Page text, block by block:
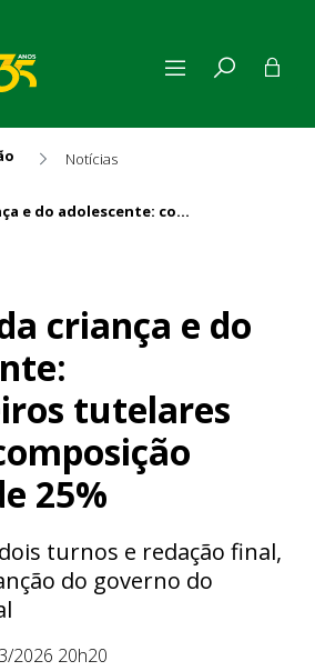
Notícias
Direitos da criança e do adolescente: conselheiros tutelares terão recomposição salarial de 25%
criança e do
tutelares
25%
turnos e redação final,
do governo do
2026 20h20